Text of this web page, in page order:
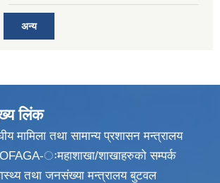
अन्य
लिंक
मामिला तथा सामान्य प्रशासन मन्त्रालय
ःमहाशाखा/शाखाहरुको सम्पर्क
तथा जनसंख्या मन्त्रालय बुटवल